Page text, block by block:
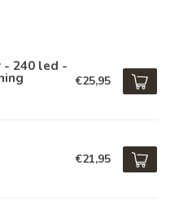
- 240 led -
€25,95
€21,95